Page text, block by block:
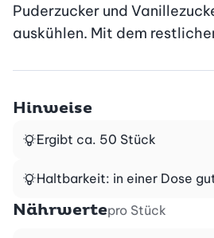
Puderzucker und
auskühlen. Mit dem
Hinweise
Ergibt ca. 50 Stück
Haltbarkeit: in einer Dose
Nährwertepro Stück